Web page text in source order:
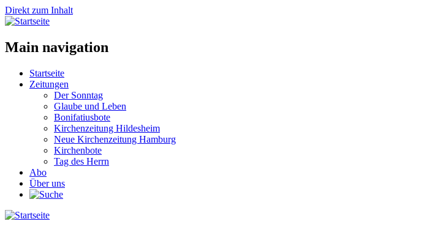
Direkt zum Inhalt
Main navigation
Startseite
Zeitungen
Der Sonntag
Glaube und Leben
Bonifatiusbote
Kirchenzeitung Hildesheim
Neue Kirchenzeitung Hamburg
Kirchenbote
Tag des Herrn
Abo
Über uns